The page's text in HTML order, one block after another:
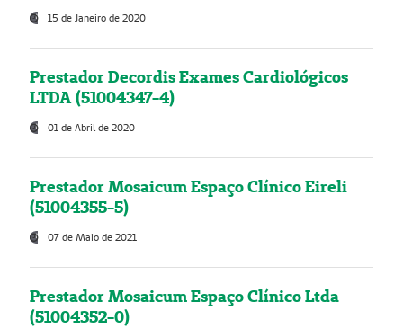
15 de Janeiro de 2020
Prestador Decordis Exames Cardiológicos
LTDA (51004347-4)
01 de Abril de 2020
Prestador Mosaicum Espaço Clínico Eireli
(51004355-5)
07 de Maio de 2021
Prestador Mosaicum Espaço Clínico Ltda
(51004352-0)